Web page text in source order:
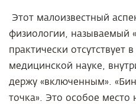
Этот малоизвестный
физиологии, называемый
практически отсутствует
медицинской науке,
держу «включенным».
точка». Это особое